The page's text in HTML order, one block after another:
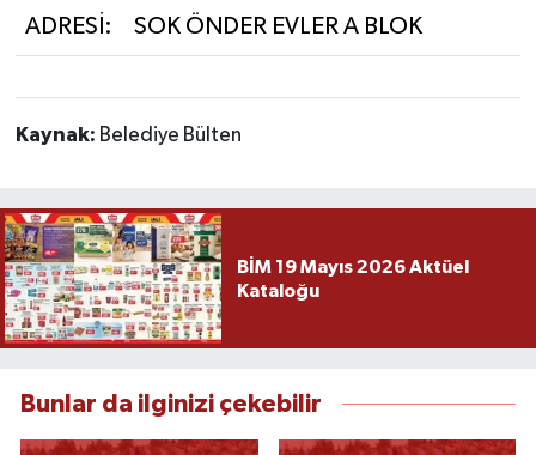
ADRESİ:
SOK ÖNDER EVLER A BLOK
Kaynak: Belediye Bülten
BİM 19 Mayıs 2026 Aktüel
Kataloğu
Bunlar da ilginizi çekebilir